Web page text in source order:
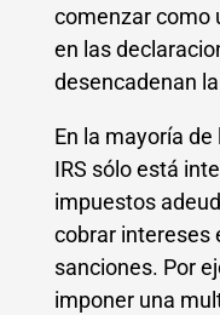
comenzar como
en las
desencadenan
En la mayoría
IRS sólo está
impuestos
cobrar intereses
sanciones. Por
imponer una